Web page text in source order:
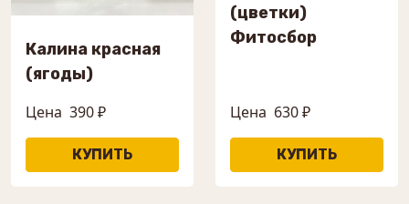
Калина красная
(ягоды)
Цена 390 ₽
(цветки)
Фитосбор
Цена 630 ₽